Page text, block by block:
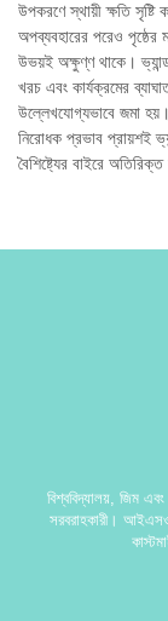
উপকরণে স্থায়ী ক্ষতি
অপব্যবহারের পরেও পৃষ্ঠের
উভয়ই অক্ষুণ্ণ থাকে।
খরচ এবং কার্যক্রমের
উল্লেখযোগ্যভাবে জমা হয়।
নিরোধক প্রভাব প্রায়শই
বৈশিষ্ট্যের বাইরে
বিশ্ববিদ্যালয়, জিম
সরবরাহকারী।